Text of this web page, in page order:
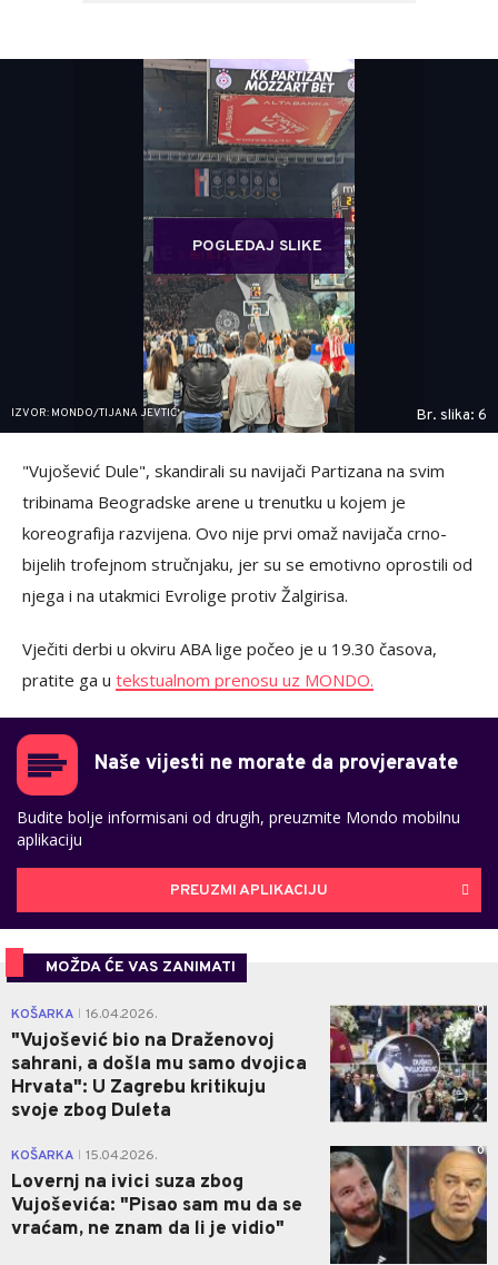
POGLEDAJ SLIKE
IZVOR: MONDO/TIJANA JEVTIĆ Br. slika: 6
"Vujošević Dule", skandirali su navijači Partizana na svim
tribinama Beogradske arene u trenutku u kojem je
koreografija razvijena. Ovo nije prvi omaž navijača crno-
bijelih trofejnom stručnjaku, jer su se emotivno oprostili od
njega i na utakmici Evrolige protiv Žalgirisa.
Vječiti derbi u okviru ABA lige počeo je u 19.30 časova,
pratite ga u tekstualnom prenosu uz MONDO.
Naše vijesti ne morate da provjeravate
Budite bolje informisani od drugih, preuzmite Mondo mobilnu
aplikaciju
PREUZMI APLIKACIJU
MOŽDA ĆE VAS ZANIMATI
KOŠARKA 16.04.2026.
"Vujošević bio na Draženovoj
sahrani, a došla mu samo dvojica
Hrvata": U Zagrebu kritikuju
svoje zbog Duleta
0
KOŠARKA 15.04.2026.
Lovernj na ivici suza zbog
Vujoševića: "Pisao sam mu da se
vraćam, ne znam da li je vidio"
0